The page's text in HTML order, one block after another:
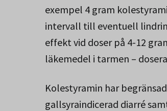
exempel 4 gram
intervall till eventuell
effekt vid doser på 4-12
läkemedel i tarmen –
Kolestyramin har
gallsyraindicerad diarré